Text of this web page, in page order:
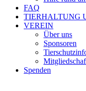
FAQ
TIERHALTUNG
VEREIN
Über uns
Sponsoren
Spenden